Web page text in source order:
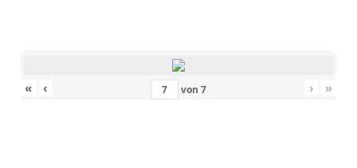
« ‹ von 7 › »